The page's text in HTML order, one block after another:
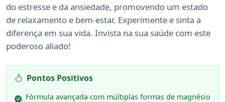
do estresse e da ansiedade, promovendo um estado
de relaxamento e bem-estar. Experimente e sinta a
diferença em sua vida. Invista na sua saúde com este
poderoso aliado!
Pontos Positivos
Fórmula avançada com múltiplas formas de magnésio